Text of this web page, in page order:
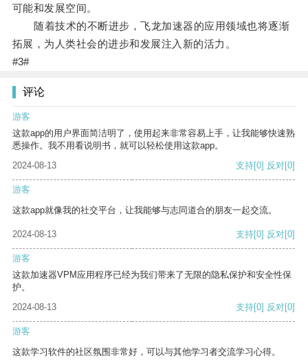
可能和发展空间。
随着技术的不断进步，飞龙加速器的应用领域也将逐渐
拓展，为人类社会的进步和发展注入新的活力。
#3#
评论
游客
这款app的用户界面简洁明了，使用起来非常容易上手，让我能够快速熟
悉操作。我不用看说明书，就可以轻松使用这款app。
2024-08-13
支持[0] 反对[0]
游客
这款app就像我的社交平台，让我能够与志同道合的朋友一起交流。
2024-08-13 支持[0] 反对[0]
游客
这款加速器VPM应用程序已经为我们带来了无限的隐私保护和安全性保
护。
2024-08-13
支持[0] 反对[0]
游客
这款学习软件的社区氛围非常好，可以与其他学习者交流学习心得。